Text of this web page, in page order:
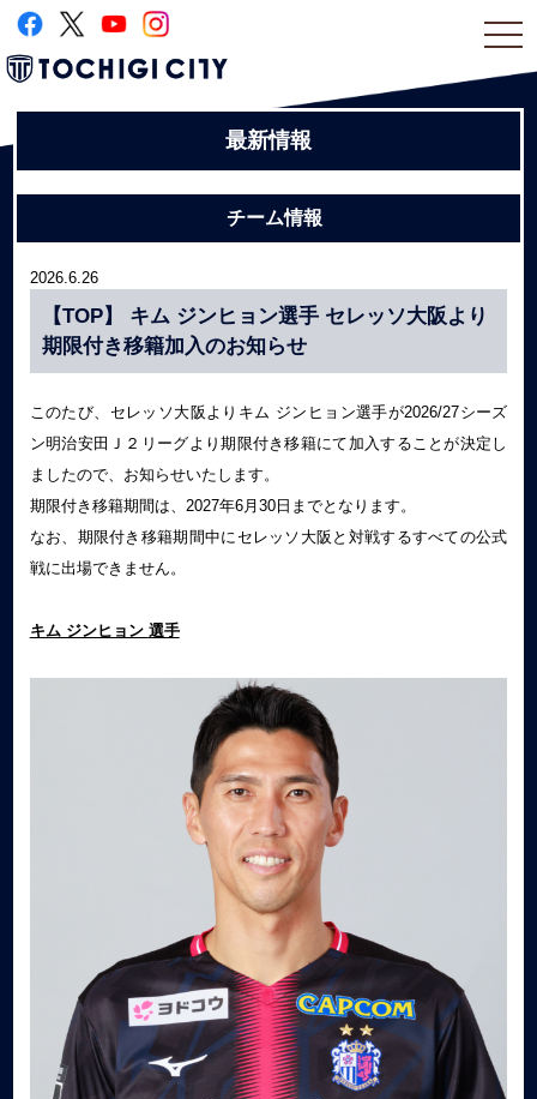
最新情報
チーム情報
2026.6.26
【TOP】 キム ジンヒョン選手 セレッソ大阪より
期限付き移籍加入のお知らせ
このたび、セレッソ大阪よりキム ジンヒョン選手が2026/27シーズ
ン明治安田Ｊ２リーグより期限付き移籍にて加入することが決定し
ましたので、お知らせいたします。
期限付き移籍期間は、2027年6月30日までとなります。
なお、期限付き移籍期間中にセレッソ大阪と対戦するすべての公式
戦に出場できません。
キム ジンヒョン 選手